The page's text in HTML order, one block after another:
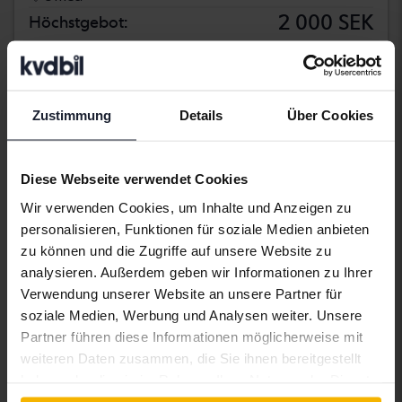
Zustimmung Details Über Cookies
Diese Webseite verwendet Cookies
Wir verwenden Cookies, um Inhalte und Anzeigen zu
personalisieren, Funktionen für soziale Medien anbieten
zu können und die Zugriffe auf unsere Website zu
analysieren. Außerdem geben wir Informationen zu Ihrer
Verwendung unserer Website an unsere Partner für
soziale Medien, Werbung und Analysen weiter. Unsere
Partner führen diese Informationen möglicherweise mit
weiteren Daten zusammen, die Sie ihnen bereitgestellt
Höchstgebot: 2 000 SEK
Demnächst
Opel Astra